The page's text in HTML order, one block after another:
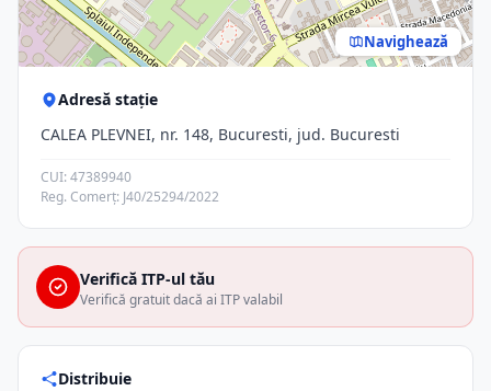
Navighează
Adresă stație
CALEA PLEVNEI, nr. 148, Bucuresti, jud. Bucuresti
CUI: 47389940
Reg. Comerț: J40/25294/2022
Verifică ITP-ul tău
Verifică gratuit dacă ai ITP valabil
Distribuie